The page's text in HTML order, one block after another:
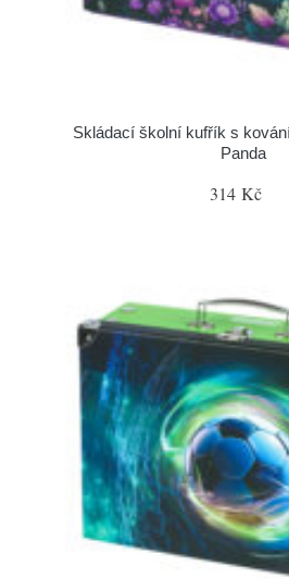
Skládací školní kufřík s
Panda
314 Kč